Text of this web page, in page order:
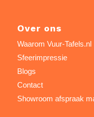
Over ons
Waarom Vuur-Tafels.nl
Sfeerimpressie
Blogs
Contact
Showroom afspraak